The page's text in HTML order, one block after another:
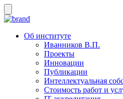
Об институте
Иванников В.П.
Проекты
Инновации
Публикации
Интеллектуальная
Стоимость работ и